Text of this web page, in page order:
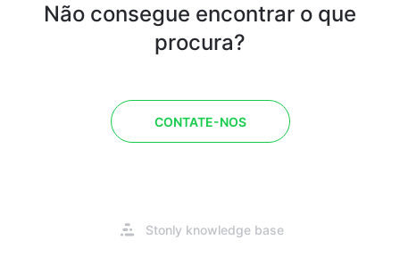
Não consegue encontrar o que
procura?
CONTATE-NOS
Stonly knowledge baseAbre